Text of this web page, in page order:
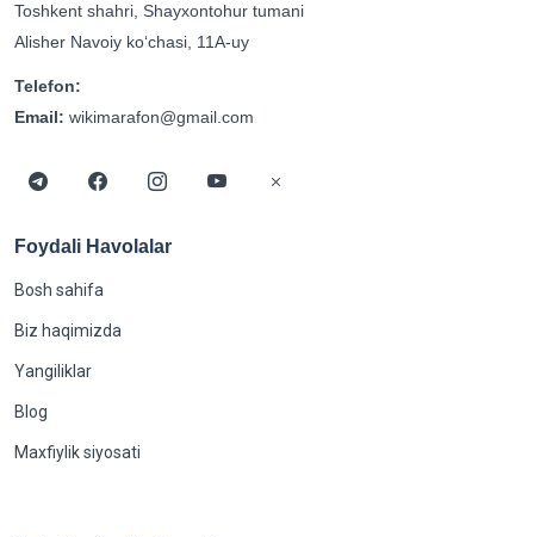
Toshkent shahri, Shayxontohur tumani
Alisher Navoiy koʻchasi, 11A-uy
Telefon:
Email: wikimarafon@gmail.com
Foydali Havolalar
Bosh sahifa
Biz haqimizda
Yangiliklar
Blog
Maxfiylik siyosati